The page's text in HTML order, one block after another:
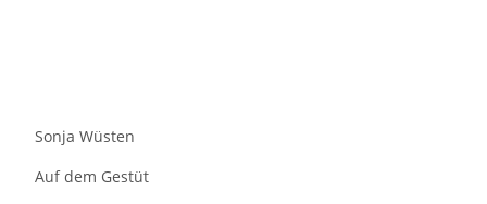
Sonja Wüsten
Auf dem Gestüt